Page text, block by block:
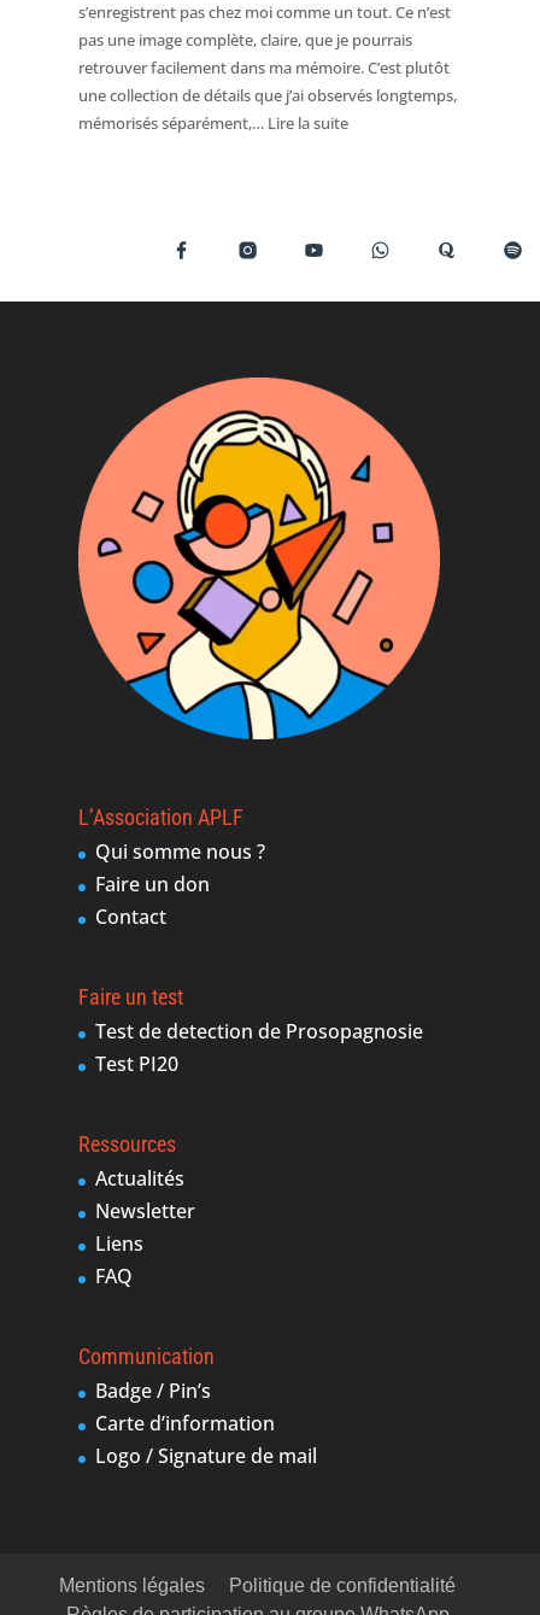
fois
bonjour
au
même
client
s’enregistrent pas chez moi comme un tout. Ce n’est
pas une image complète, claire, que je pourrais
retrouver facilement dans ma mémoire. C’est plutôt
une collection de détails que j’ai observés longtemps,
mémorisés séparément,… Lire la suite:
collection
détails
L’Association APLF
Qui somme nous ?
Faire un don
Contact
Faire un test
Test de detection de Prosopagnosie
Test PI20
Ressources
Actualités
Newsletter
Liens
FAQ
Communication
Badge / Pin’s
Carte d’information
Logo / Signature de mail
Mentions légales
Politique de confidentialité